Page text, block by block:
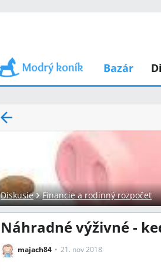
Bazár
Diskusie Financie a rodinný rozpočet
Náhradné výživné -
majach84 21. nov 2018